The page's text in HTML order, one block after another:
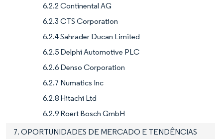
6.2.2 Continental AG
6.2.3 CTS Corporation
6.2.4 Sahrader Ducan Limited
6.2.5 Delphi Automotive PLC
6.2.6 Denso Corporation
6.2.7 Numatics Inc
6.2.8 Hitachi Ltd
6.2.9 Roert Bosch GmbH
7. OPORTUNIDADES DE MERCADO E TENDÊNCIAS